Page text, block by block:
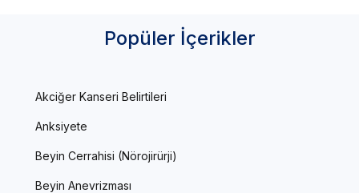
Popüler İçerikler
Akciğer Kanseri Belirtileri
Anksiyete
Beyin Cerrahisi (Nörojirürji)
Beyin Anevrizması